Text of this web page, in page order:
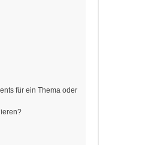
für ein Thema oder